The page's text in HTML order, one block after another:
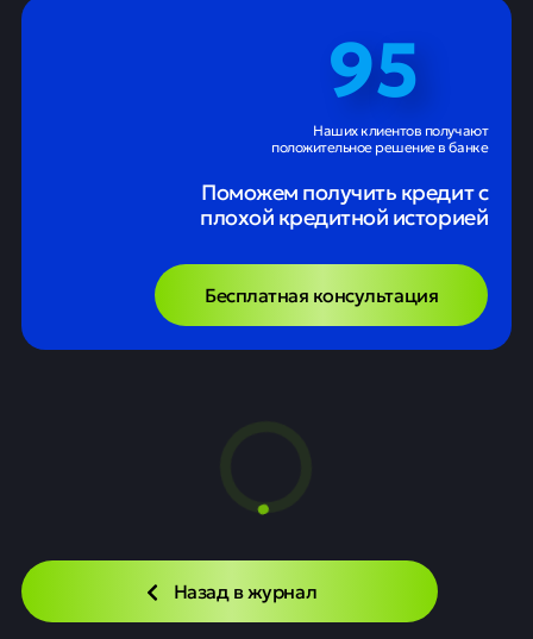
95
Наших клиентов получают
положительное решение в банке
Поможем получить кредит с
плохой кредитной историей
Бесплатная консультация
Назад в журнал